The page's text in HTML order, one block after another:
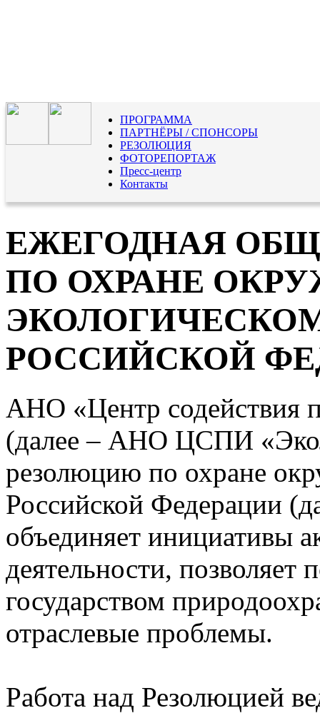
ПРОГРАММА
ПАРТНЁРЫ / СПОНСОРЫ
РЕЗОЛЮЦИЯ
ФОТОРЕПОРТАЖ
Пресс-центр
Контакты
ЕЖЕГОДНАЯ
ПО ОХРАНЕ
РОССИЙСКОЙ
АНО «Центр содействия
(далее – АНО ЦСПИ
резолюцию по охране
Российской Федерации
объединяет инициативы
деятельности, позволяет
государством
отраслевые проблемы.
Работа над Резолюцией